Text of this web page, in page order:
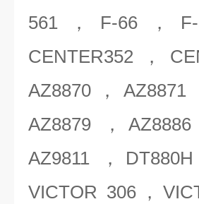
561，F-66，F-
CENTER352，
AZ8870，
AZ8879 ，
AZ9811 ，
VICTOR 306，